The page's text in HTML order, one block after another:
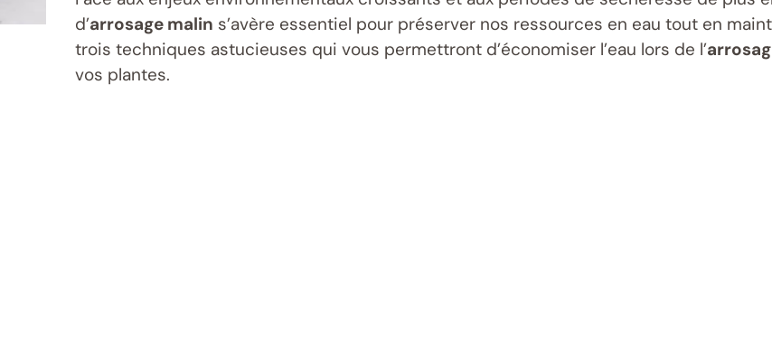
d’arrosage malin s’avère essentiel pour préserver nos ressources en eau tout en
trois techniques astucieuses qui vous permettront d’économiser l’eau lors de l’
vos plantes.